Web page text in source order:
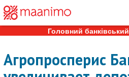
Головний
Агропросперис